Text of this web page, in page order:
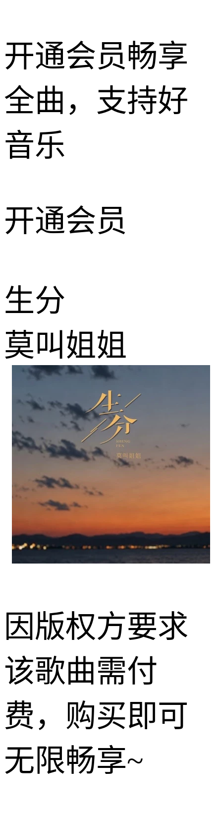
开通会员畅享
全曲，支持好
音乐
开通会员
生分
莫叫姐姐
因版权方要求
该歌曲需付
费，购买即可
无限畅享~